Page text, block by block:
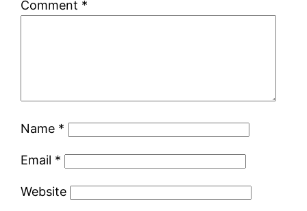
Comment *
Name *
Email *
Website